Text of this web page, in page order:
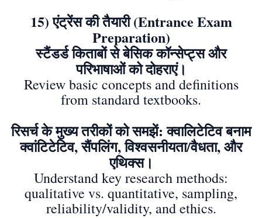
15) एंट्रेंस की तैयारी (Entrance Exam
Preparation)
स्टैंडर्ड किताबों से बेसिक कॉन्सेप्ट्स और
परिभाषाओं को दोहराएं।
Review basic concepts and definitions
from standard textbooks.
रिसर्च के मुख्य तरीकों को समझें: क्वालिटेटिव बनाम
क्वांटिटेटिव, सैंपलिंग, विश्वसनीयता/वैधता, और
एथिक्स।
Understand key research methods:
qualitative vs. quantitative, sampling,
reliability/validity, and ethics.